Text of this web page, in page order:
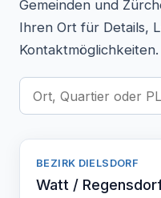
Gemeinden und
Ihren Ort für Details,
Kontaktmöglichkeiten.
BEZIRK DIELSDORF
Watt /